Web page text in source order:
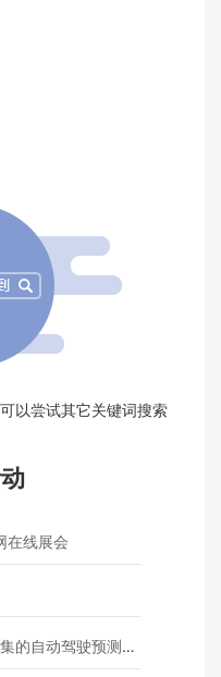
以尝试其它关键词搜索
在线展会
驾驶预测模型挑战赛